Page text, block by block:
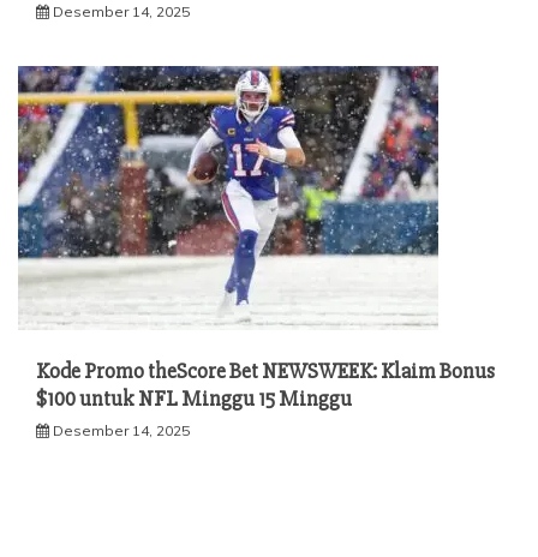
Desember 14, 2025
Kode Promo theScore Bet NEWSWEEK: Klaim Bonus
$100 untuk NFL Minggu 15 Minggu
Desember 14, 2025